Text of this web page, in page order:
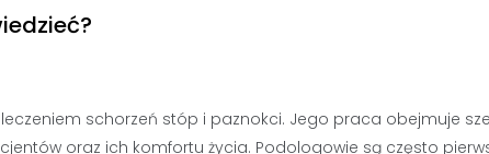
schorzeń stóp i paznokci. Jego praca obejmuje
oraz ich komfortu życia. Podologowie są często